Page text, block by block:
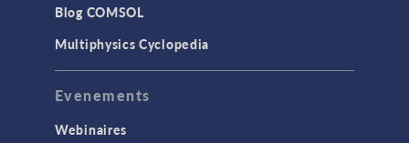
Blog COMSOL
Multiphysics Cyclopedia
Evenements
Webinaires